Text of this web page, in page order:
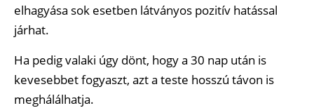
elhagyása sok esetben látványos pozitív hatással
járhat.
Ha pedig valaki úgy dönt, hogy a 30 nap után is
kevesebbet fogyaszt, azt a teste hosszú távon is
meghálálhatja.